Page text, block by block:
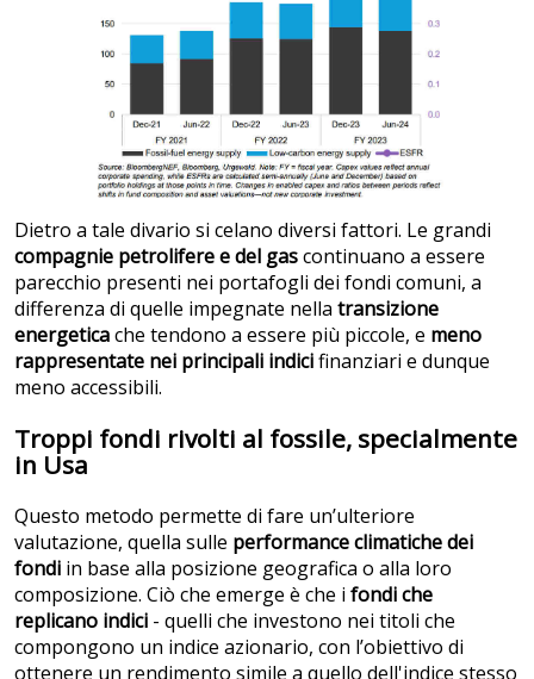
Dietro a tale divario si celano diversi fattori. Le grandi
compagnie petrolifere e del gascontinuano a essere
parecchio presenti nei portafogli dei fondi comuni, a
differenza di quelle impegnate nella transizione
energeticache tendono a essere più piccole, e meno
rappresentate nei principali indicifinanziari e dunque
meno accessibili.
Troppi fondi rivolti al fossile, specialmente
in Usa
Questo metodo permette di fare un’ulteriore
valutazione, quella sulle performance climatiche dei
fondi in base alla posizione geografica o alla loro
composizione. Ciò che emerge è che i fondi che
replicano indici - quelli che investono nei titoli che
compongono un indice azionario, con l’obiettivo di
ottenere un rendimento simile a quello dell'indice stesso